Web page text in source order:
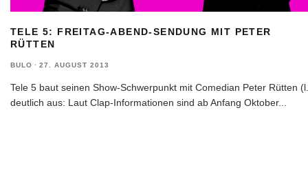
TELE 5: FREITAG-ABEND-SENDUNG MIT PETER
RÜTTEN
BULO · 27. AUGUST 2013
Tele 5 baut seinen Show-Schwerpunkt mit Comedian Peter Rütten
deutlich aus: Laut Clap-Informationen sind ab Anfang Oktober...